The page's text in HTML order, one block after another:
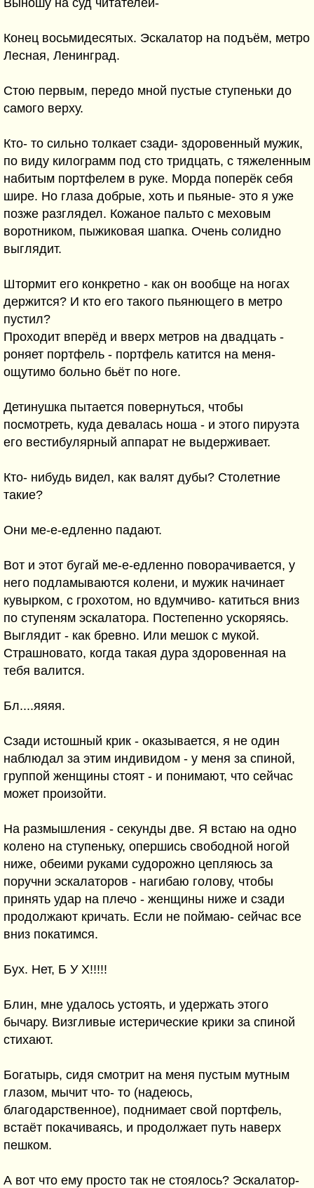
Выношу на суд читателей-
Конец восьмидесятых. Эскалатор на подъём, метро
Лесная, Ленинград.
Стою первым, передо мной пустые ступеньки до
самого верху.
Кто- то сильно толкает сзади- здоровенный мужик,
по виду килограмм под сто тридцать, с тяжеленным
набитым портфелем в руке. Морда поперёк себя
шире. Но глаза добрые, хоть и пьяные- это я уже
позже разглядел. Кожаное пальто с меховым
воротником, пыжиковая шапка. Очень солидно
выглядит.
Штормит его конкретно - как он вообще на ногах
держится? И кто его такого пьянющего в метро
пустил?
Проходит вперёд и вверх метров на двадцать -
роняет портфель - портфель катится на меня-
ощутимо больно бьёт по ноге.
Детинушка пытается повернуться, чтобы
посмотреть, куда девалась ноша - и этого пируэта
его вестибулярный аппарат не выдерживает.
Кто- нибудь видел, как валят дубы? Столетние
такие?
Они ме-е-едленно падают.
Вот и этот бугай ме-е-едленно поворачивается, у
него подламываются колени, и мужик начинает
кувырком, с грохотом, но вдумчиво- катиться вниз
по ступеням эскалатора. Постепенно ускоряясь.
Выглядит - как бревно. Или мешок с мукой.
Страшновато, когда такая дура здоровенная на
тебя валится.
Бл....яяяя.
Сзади истошный крик - оказывается, я не один
наблюдал за этим индивидом - у меня за спиной,
группой женщины стоят - и понимают, что сейчас
может произойти.
На размышления - секунды две. Я встаю на одно
колено на ступеньку, опершись свободной ногой
ниже, обеими руками судорожно цепляюсь за
поручни эскалаторов - нагибаю голову, чтобы
принять удар на плечо - женщины ниже и сзади
продолжают кричать. Если не поймаю- сейчас все
вниз покатимся.
Бух. Нет, Б У Х!!!!!
Блин, мне удалось устоять, и удержать этого
бычару. Визгливые истерические крики за спиной
стихают.
Богатырь, сидя смотрит на меня пустым мутным
глазом, мычит что- то (надеюсь,
благодарственное), поднимает свой портфель,
встаёт покачиваясь, и продолжает путь наверх
пешком.
А вот что ему просто так не стоялось? Эскалатор-